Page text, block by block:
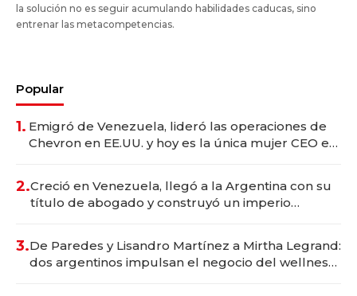
la solución no es seguir acumulando habilidades caducas, sino
entrenar las metacompetencias.
Popular
1. Emigró de Venezuela, lideró las operaciones de
Chevron en EE.UU. y hoy es la única mujer CEO en
2.Creció en Venezuela, llegó a la Argentina con su
título de abogado y construyó un imperio
3.De Paredes y Lisandro Martínez a Mirtha Legrand:
dos argentinos impulsan el negocio del wellness